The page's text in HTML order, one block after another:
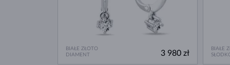
BIAŁE ZŁOTO
DIAMENT
3 980 zł
BIAŁE